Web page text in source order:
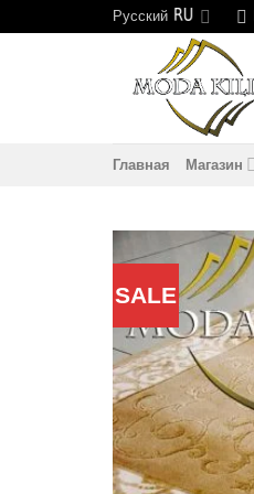
Русский
Главная Магазин
SALE